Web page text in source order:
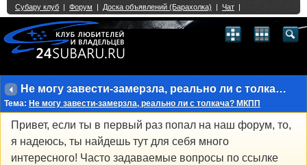
Не могу завести-замерзла, реально ли с толкача? МКПП
Тема: Не могу завести-замерзла, реально ли с толкача? МКПП
Привет, если ты в первый раз попал на наш форум, то,
я надеюсь, ты найдешь тут для себя много
интересного! Часто задаваемые вопросы по ссылке
Single Sign On provided byvBSSO
2 3 4 5 6 7 8 9 10 11 12 13 14 15 16 17 18 21 22 23 24 25 26
27 28 29 30 31 32 33 40 41 42 43